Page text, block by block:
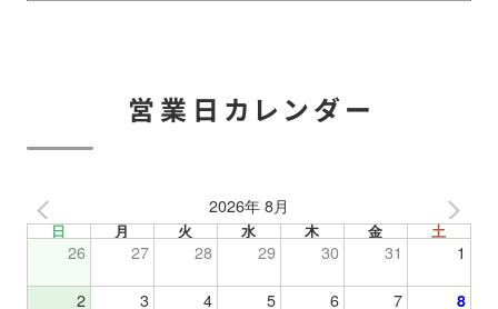
営業日カレンダー
2026年 8月
日 月 火 水 木 金 土
26 27 28 29 30 31 1
2 3 4 5 6 7 8